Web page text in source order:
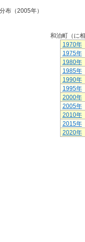
布（2005年）
和泊町（に
1970年
1975年
1980年
1985年
1990年
1995年
2000年
2005年
2010年
2015年
2020年